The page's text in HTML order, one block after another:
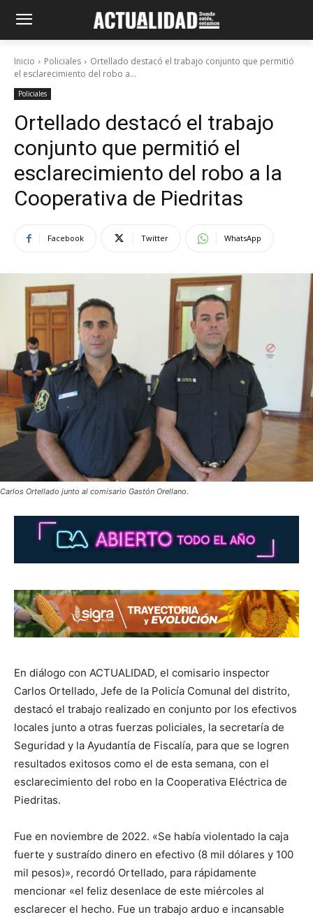
Inicio Policiales
Ortellado destacó el trabajo conjunto que permitió
el esclarecimiento del robo a...
Policiales
Ortellado destacó el trabajo
conjunto que permitió el
esclarecimiento del robo a la
Cooperativa de Piedritas
Facebook Twitter WhatsApp
Carlos Ortellado junto al comisario Gastón Orellano.
En diálogo con ACTUALIDAD, el comisario inspector
Carlos Ortellado, Jefe de la Policía Comunal del distrito,
destacó el trabajo realizado en conjunto por los efectivos
locales junto a otras fuerzas policiales, la secretaría de
Seguridad y la Ayudantía de Fiscalía, para que se logren
resultados exitosos como el de esta semana, con el
esclarecimiento del robo en la Cooperativa Eléctrica de
Piedritas.
Fue en noviembre de 2022. «Se había violentado la caja
fuerte y sustraído dinero en efectivo (8 mil dólares y 100
mil pesos)», recordó Ortellado, para rápidamente
mencionar «el feliz desenlace de este miércoles al
esclarecer el hecho. Fue un trabajo arduo e incansable